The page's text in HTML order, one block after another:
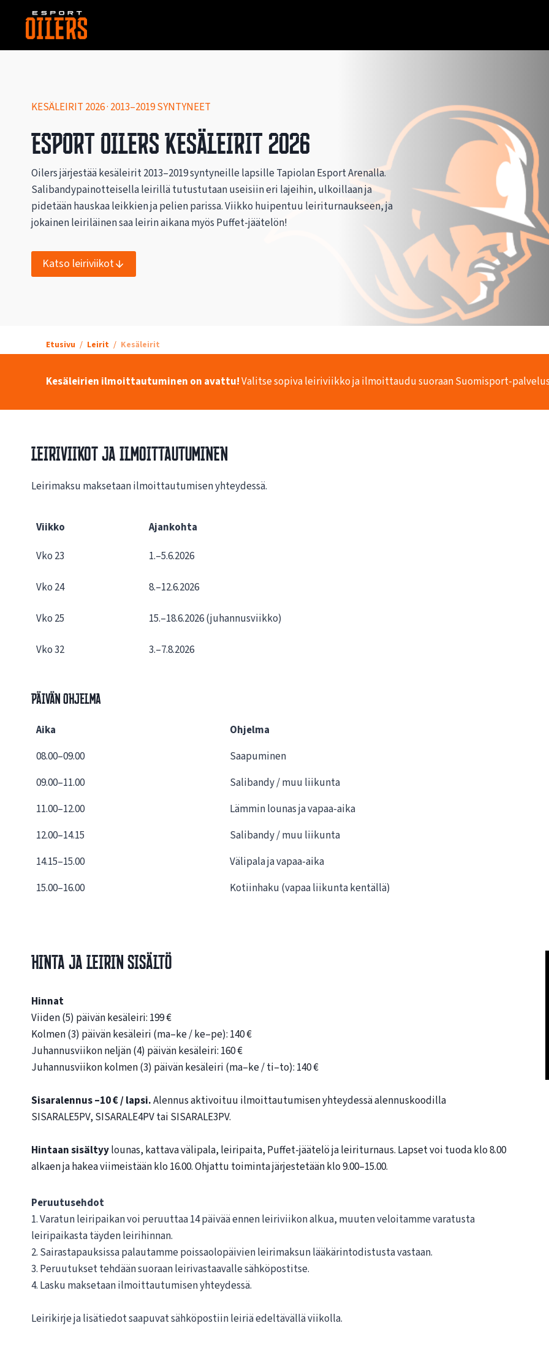
sisältöön
KESÄLEIRIT 2026 · 2013–2019 SYNTYNEET
Esport Oilers kesäleirit 2026
Oilers järjestää kesäleirit 2013–2019 syntyneille lapsille Tapiolan Esport Arenalla.
Salibandypainotteisella leirillä tutustutaan useisiin eri lajeihin, ulkoillaan ja
pidetään hauskaa leikkien ja pelien parissa. Viikko huipentuu leiriturnaukseen, ja
jokainen leiriläinen saa leirin aikana myös Puffet-jäätelön!
Katso leiriviikot
Etusivu Leirit Kesäleirit
Kesäleirien ilmoittautuminen on avattu!Valitse sopiva leiriviikko ja ilmoittaudu suoraan Suomisport-
Leiriviikot ja ilmoittautuminen
Leirimaksu maksetaan ilmoittautumisen yhteydessä.
Viikko
Ajankohta
Vko 23
1.–5.6.2026
Vko 24 8.–12.6.2026
Vko 25 15.–18.6.2026 (juhannusviikko)
Vko 32 3.–7.8.2026
Päivän ohjelma
Aika
Ohjelma
08.00–09.00
Saapuminen
09.00–11.00
Salibandy / muu liikunta
11.00–12.00
Lämmin lounas ja vapaa-aika
12.00–14.15
Salibandy / muu liikunta
14.15–15.00
Välipala ja vapaa-aika
15.00–16.00
Kotiinhaku (vapaa liikunta kentällä)
Hinta ja leirin sisältö
Hinnat
Viiden (5) päivän kesäleiri: 199 €
Kolmen (3) päivän kesäleiri (ma–ke / ke–pe): 140 €
Juhannusviikon neljän (4) päivän kesäleiri: 160 €
Juhannusviikon kolmen (3) päivän kesäleiri (ma–ke / ti–to): 140 €
Sisaralennus –10 € / lapsi.Alennus aktivoituu ilmoittautumisen yhteydessä alennuskoodilla
SISARALE5PV, SISARALE4PV tai SISARALE3PV.
Hintaan sisältyylounas, kattava välipala, leiripaita, Puffet-jäätelö ja leiriturnaus. Lapset voi tuoda klo 8.00
alkaen ja hakea viimeistään klo 16.00. Ohjattu toiminta järjestetään klo 9.00–15.00.
Peruutusehdot
1. Varatun leiripaikan voi peruuttaa 14 päivää ennen leiriviikon alkua, muuten veloitamme varatusta
leiripaikasta täyden leirihinnan.
2. Sairastapauksissa palautamme poissaolopäivien leirimaksun lääkärintodistusta vastaan.
3. Peruutukset tehdään suoraan leirivastaavalle sähköpostitse.
4. Lasku maksetaan ilmoittautumisen yhteydessä.
Leirikirje ja lisätiedot saapuvat sähköpostiin leiriä edeltävällä viikolla.